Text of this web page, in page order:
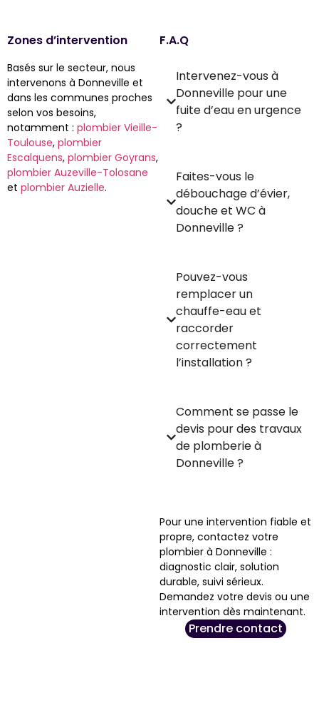
Zones d’intervention
Basés sur le secteur, nous
intervenons à Donneville et
dans les communes proches
selon vos besoins,
notamment : plombier Vieille-
Toulouse, plombier
Escalquens, plombier Goyrans,
plombier Auzeville-Tolosane
et plombier Auzielle.
F.A.Q
Intervenez-vous à
Donneville pour une
fuite d’eau en urgence
?
Faites-vous le
débouchage d’évier,
douche et WC à
Donneville ?
Pouvez-vous
remplacer un
chauffe-eau et
raccorder
correctement
l’installation ?
Comment se passe le
devis pour des travaux
de plomberie à
Donneville ?
Pour une intervention fiable et
propre, contactez votre
plombier à Donneville :
diagnostic clair, solution
durable, suivi sérieux.
Demandez votre devis ou une
intervention dès maintenant.
Prendre contact